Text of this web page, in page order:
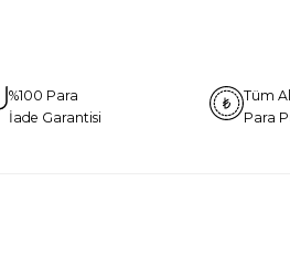
%100 Para
İade Garantisi
Tüm
Para